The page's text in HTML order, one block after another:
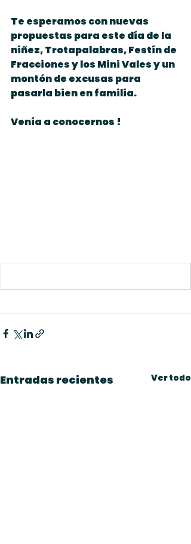
Te esperamos con nuevas
propuestas para este día de la
niñez, Trotapalabras, Festín de
Fracciones y los Mini Vales y un
montón de excusas para
pasarla bien en familia.
Venía a conocernos !
Entradas recientes Ver todo